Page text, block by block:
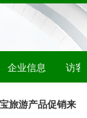
企业信息 访客
旅游产品促销来